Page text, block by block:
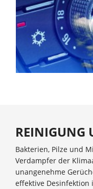
REINIGUNG
Bakterien, Pilze und
Verdampfer der
unangenehme
effektive